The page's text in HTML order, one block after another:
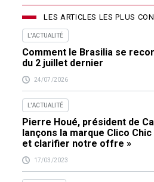
LES ARTICLES LES PLUS
L'ACTUALITÉ
Comment le Brasilia se
du 2 juillet dernier
24/07/2026
L'ACTUALITÉ
Pierre Houé, président de
lançons la marque Clico
et clarifier notre offre »
17/03/2023